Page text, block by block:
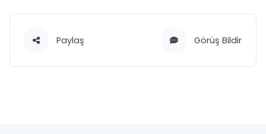
Paylaş Görüş Bildir